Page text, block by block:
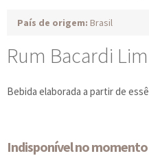
País de origem: Brasil
Rum Bacardi
Bebida elaborada a partir de
Indisponível no momento